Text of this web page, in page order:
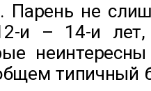
Парень не
и – 14-и
типичный